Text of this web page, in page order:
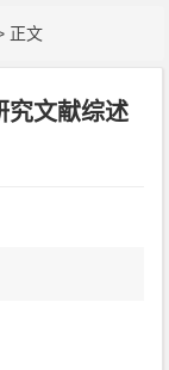
正文
究文献综述